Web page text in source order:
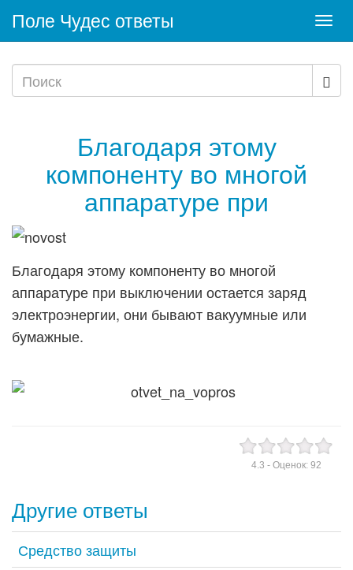
Поле Чудес ответы
Благодаря этому
компоненту во многой
аппаратуре при
Благодаря этому компоненту во многой
аппаратуре при выключении остается заряд
электроэнергии, они бывают вакуумные или
бумажные.
4.3 - Оценок: 92
Другие ответы
Средство защиты